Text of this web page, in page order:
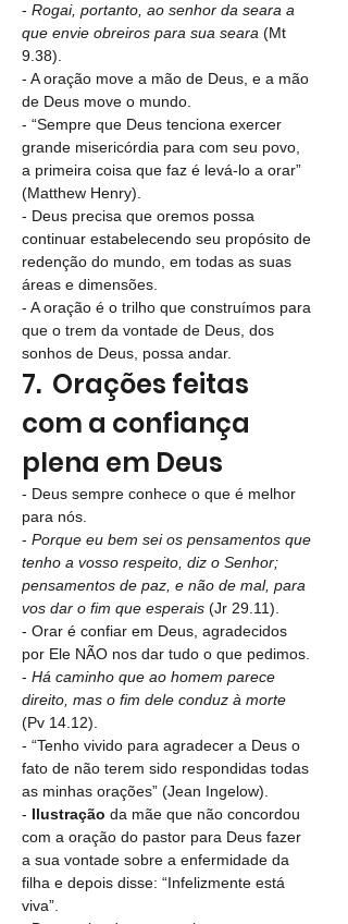
- Rogai, portanto, ao senhor da seara a
que envie obreiros para sua seara (Mt
9.38).
- A oração move a mão de Deus, e a mão
de Deus move o mundo.
- “Sempre que Deus tenciona exercer
grande misericórdia para com seu povo,
a primeira coisa que faz é levá-lo a orar”
(Matthew Henry).
- Deus precisa que oremos possa
continuar estabelecendo seu propósito de
redenção do mundo, em todas as suas
áreas e dimensões.
- A oração é o trilho que construímos para
que o trem da vontade de Deus, dos
sonhos de Deus, possa andar.
7.  Orações feitas
com a confiança
plena em Deus
- Deus sempre conhece o que é melhor
para nós.
- Porque eu bem sei os pensamentos que
tenho a vosso respeito, diz o Senhor;
pensamentos de paz, e não de mal, para
vos dar o fim que esperais (Jr 29.11).
- Orar é confiar em Deus, agradecidos
por Ele NÃO nos dar tudo o que pedimos.
- Há caminho que ao homem parece
direito, mas o fim dele conduz à morte
(Pv 14.12).
- “Tenho vivido para agradecer a Deus o
fato de não terem sido respondidas todas
as minhas orações” (Jean Ingelow).
- Ilustração da mãe que não concordou
com a oração do pastor para Deus fazer
a sua vontade sobre a enfermidade da
filha e depois disse: “Infelizmente está
viva”.